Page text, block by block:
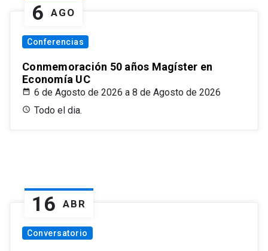
6 AGO
Conferencias
Conmemoración 50 años Magíster en
Economía UC
6 de Agosto de 2026 a 8 de Agosto de 2026
Todo el dia.
16 ABR
Conversatorio